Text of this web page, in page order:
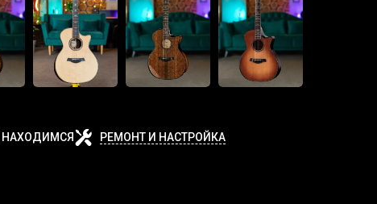
НАХОДИМСЯ РЕМОНТ И НАСТРОЙКА